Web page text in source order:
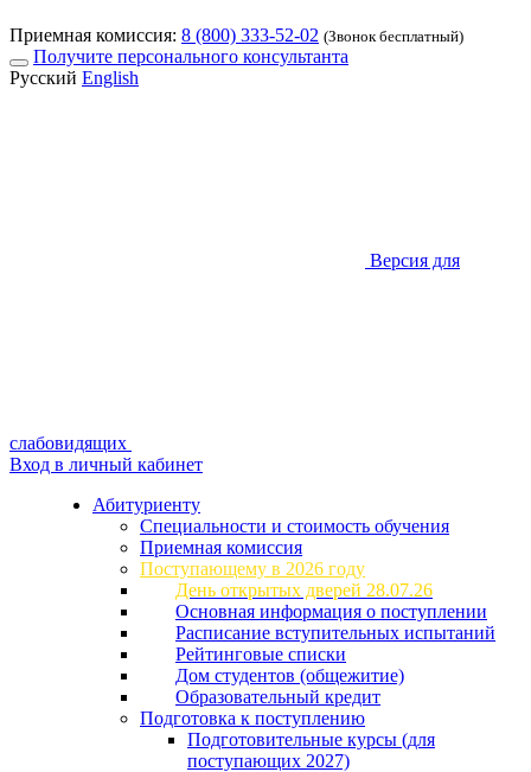
Приемная комиссия: 8 (800) 333-52-02 (Звонок бесплатный)
Получите персонального консультанта
Русский English
Версия для
слабовидящих
Вход в личный кабинет
Абитуриенту
Специальности и стоимость обучения
Приемная комиссия
Поступающему в 2026 году
День открытых дверей 28.07.26
Основная информация о поступлении
Расписание вступительных испытаний
Рейтинговые списки
Дом студентов (общежитие)
Образовательный кредит
Подготовка к поступлению
Подготовительные курсы (для
поступающих 2027)